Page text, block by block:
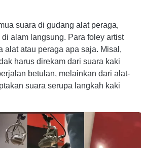
suara di gudang alat peraga,
alam langsung. Para foley artist
alat atau peraga apa saja. Misal,
harus direkam dari suara kaki
betulan, melainkan dari alat-
suara serupa langkah kaki